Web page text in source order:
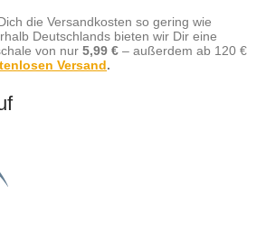
die Versandkosten so gering wie
Deutschlands bieten wir Dir eine
von nur 5,99 € – außerdem ab 120 €
Versand.